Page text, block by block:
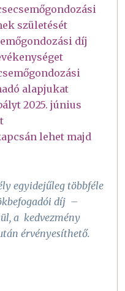
születését
díj
alapjukat
2025. június
lehet majd
egyidejűleg többféle
díj –
a kedvezmény
érvényesíthető.